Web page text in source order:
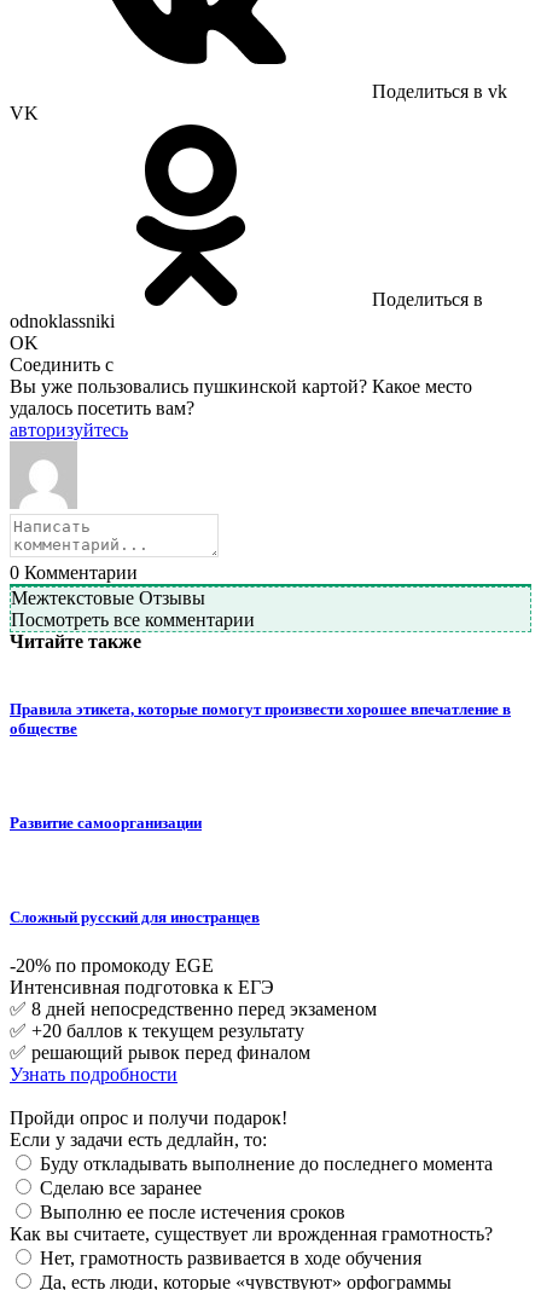
Поделиться в vk
VK
Поделиться в
odnoklassniki
OK
Соединить с
Вы уже пользовались пушкинской картой? Какое место
удалось посетить вам?
авторизуйтесь
0 Комментарии
Межтекстовые Отзывы
Посмотреть все комментарии
Читайте также
Правила этикета, которые помогут произвести хорошее впечатление в
обществе
Развитие самоорганизации
Сложный русский для иностранцев
-20% по промокоду EGE
Интенсивная подготовка к ЕГЭ
✅ 8 дней непосредственно перед экзаменом
✅ +20 баллов к текущем результату
✅ решающий рывок перед финалом
Узнать подробности
Пройди опрос и получи подарок!
Если у задачи есть дедлайн, то:
Буду откладывать выполнение до последнего момента
Сделаю все заранее
Выполню ее после истечения сроков
Как вы считаете, существует ли врожденная грамотность?
Нет, грамотность развивается в ходе обучения
Да, есть люди, которые «чувствуют» орфограммы